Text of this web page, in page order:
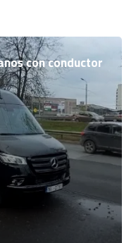
con conductor